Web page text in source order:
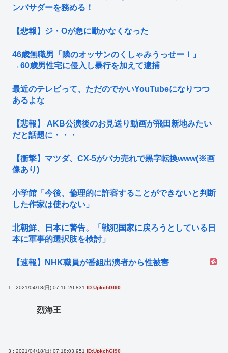
ンバサダーを務める！
【悲報】ジ・Oが急に動かなくなった
46歳無職男「隣のオッサンのくしゃみうっせー！」
→60歳男性宅に侵入し暴行を加えて逮捕
最近のテレビって、ただのでかいYouTubeになりつつ
あるよな
【悲報】 AKB公演後のお見送り動画が飛田新地みたい
だと話題に・・・
【衝撃】マツダ、CX-5がバカ売れで黒字転換www(※画
像あり)
小学館「今後、倫理的に許容することができないと判断
した作家は使わない」
北朝鮮、日本に警告。「戦犯国家に戻ろうとしている日
本に軍事的選択肢を検討」
【速報】NHK職員が番組出演者から性被害
1 : 2021/04/18(日) 07:16:20.831 ID:UpkchGI90
烈海王
3 : 2021/04/18(日) 07:18:03.951 ID:UpkchGI90